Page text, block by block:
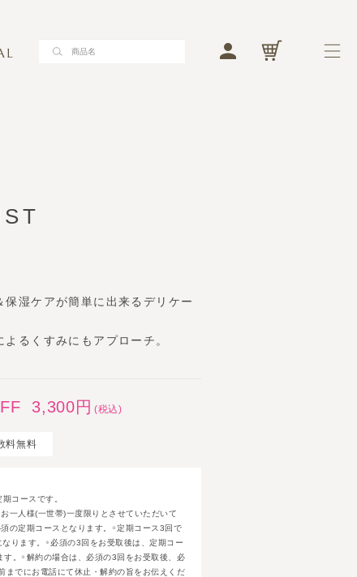
検索する
ブランドコンセプト
よくあるご質問
お問い合わせ
保湿ケアが簡単に出来るデリケー
るくすみにもアプローチ。
3,300円 (税込)
料無料
コースです。
一人様(一世帯)一度限りとさせていただいて
の定期コースとなります。 ※定期コース3回で
ります。
※ 必須の3回をお受取後は、定期コー
。
※ 解約の場合は、必須の3回をお受取後、必
までにお電話にて休止・解約の旨をお伝えくだ